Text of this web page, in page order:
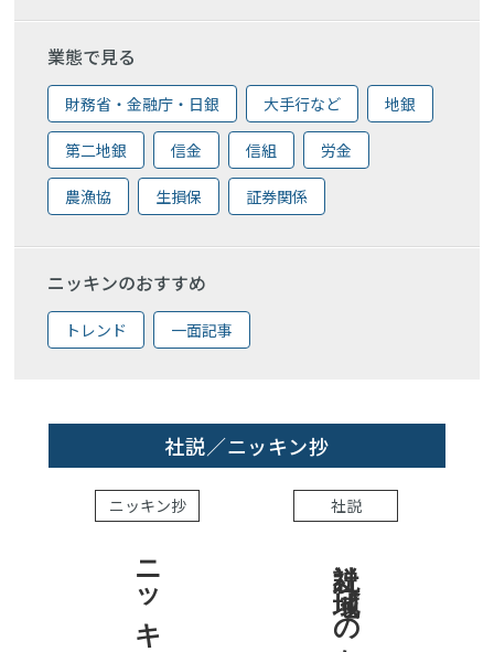
業態で見る
財務省・金融庁・日銀 大手行など 地銀
第二地銀 信金 信組 労金
農漁協 生損保 証券関係
ニッキンのおすすめ
トレンド 一面記事
社説／ニッキン抄
ニッキン抄 社説